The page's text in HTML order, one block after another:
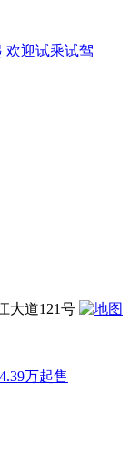
欢迎试乘试驾
大道121号
万起售